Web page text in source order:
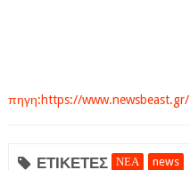
πηγη:https://www.newsbeast.gr/
ΕΤΙΚΕΤΕΣ ΝΕΑ news